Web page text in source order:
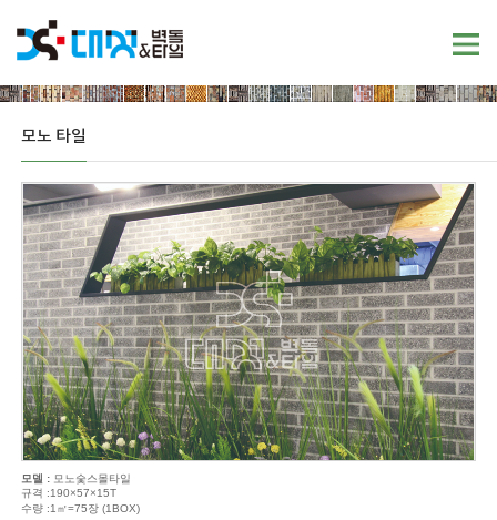
모노 타일
모델 : 모노숯스몰타일
규격 :190×57×15T
수량 :1㎡=75장 (1BOX)